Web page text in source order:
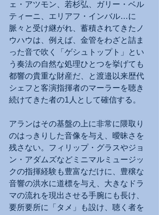
ェ・アツモン、若杉弘、ガリー・ベル
ティーニ、エリアフ・インバル…に
脈々と受け継がれ、蓄積されてきたノ
ウハウは、例えば、金管をわざと詰ま
った音で吹く「ゲシュトップト」とい
う奏法の自然な処理ひとつを挙げても
都響の貴重な財産だ、と渡邉以来歴代
シェフと客演指揮者のマーラーを聴き
続けてきた者の1人として確信する。
アランはその基盤の上に非常に隈取り
のはっきりした音像を与え、曖昧さを
残さない。フィリップ・グラスやジョ
ン・アダムズなどミニマルミュージッ
クの指揮経験も豊富なだけに、豊穣な
音響の洪水に道標を与え、大きなドラ
マの流れを現出させる手腕にも長け、
要所要所に「タメ」も設け、聴く者を